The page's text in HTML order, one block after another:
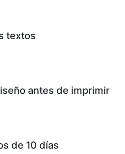
textos
antes de imprimir
de 10 días